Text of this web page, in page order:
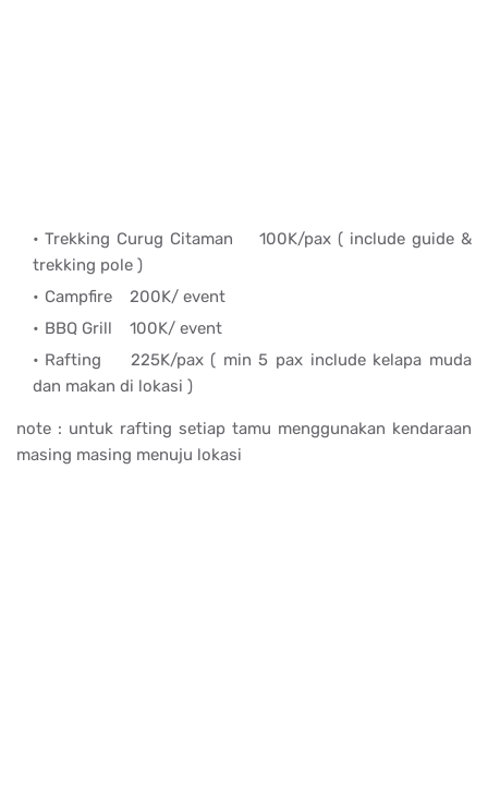
Trekking Curug Citaman 100K/pax ( include guide &
trekking pole )
Campfire 200K/ event
BBQ Grill 100K/ event
Rafting 225K/pax ( min 5 pax include kelapa muda
dan makan di lokasi )
note : untuk rafting setiap tamu menggunakan kendaraan
masing masing menuju lokasi